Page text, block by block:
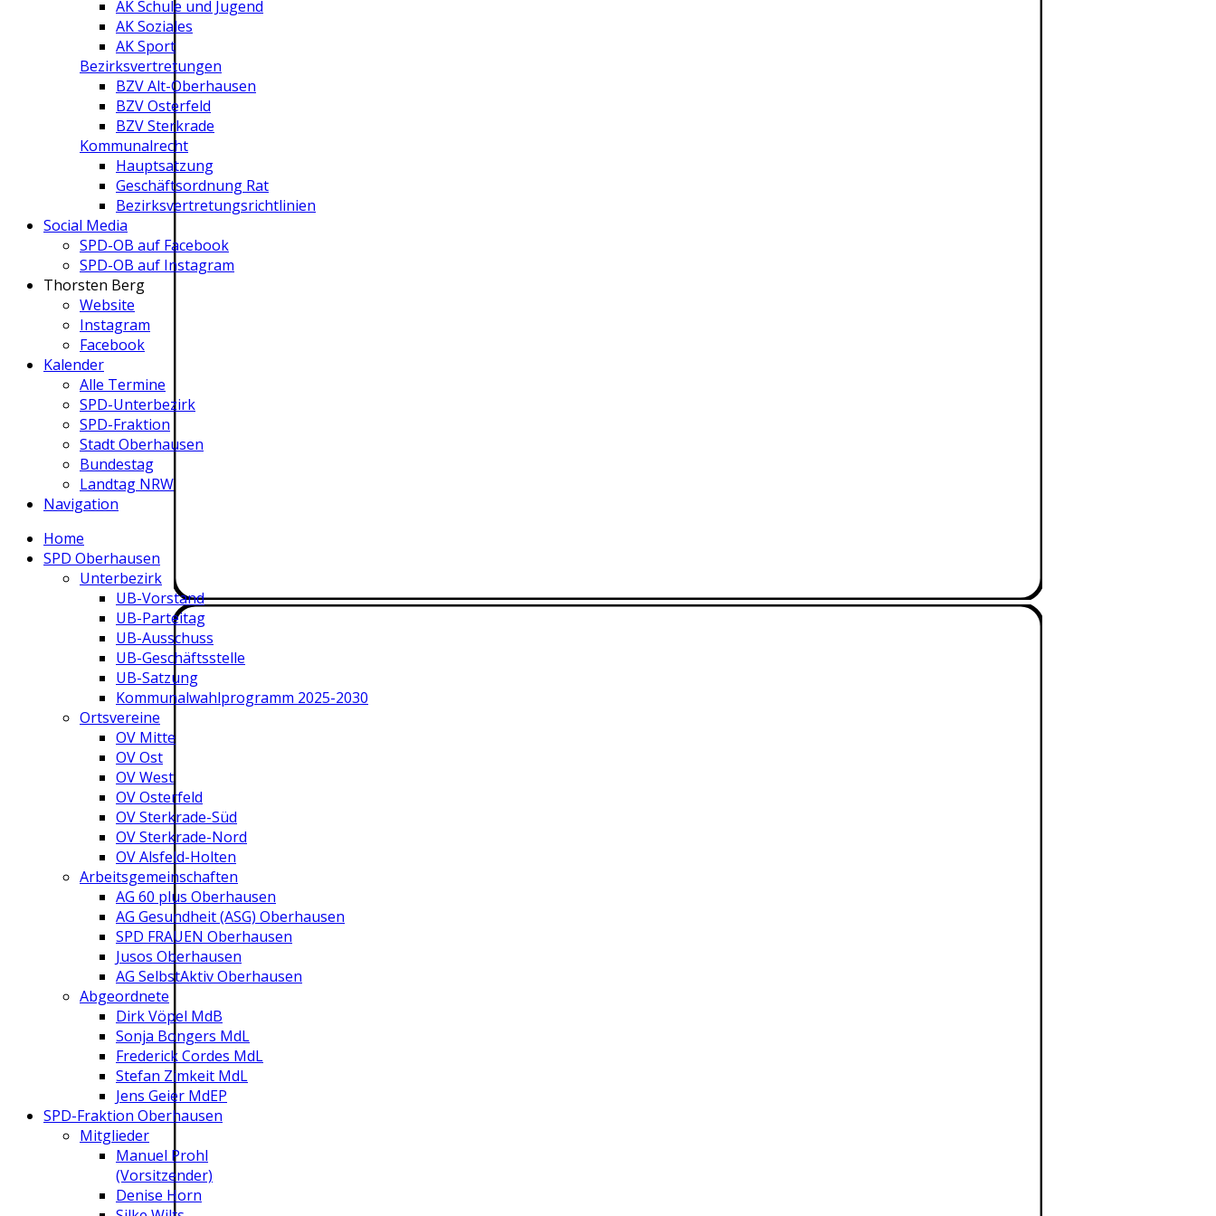
AK Schule und Jugend
AK Soziales
AK Sport
Bezirksvertretungen
BZV Alt-Oberhausen
BZV Osterfeld
BZV Sterkrade
Kommunalrecht
Hauptsatzung
Geschäftsordnung Rat
Bezirksvertretungs­richtlinien
Social Media
SPD-OB auf Facebook
SPD-OB auf Instagram
Thorsten Berg
Website
Instagram
Facebook
Kalender
Alle Termine
SPD-Unterbezirk
SPD-Fraktion
Stadt Oberhausen
Bundestag
Landtag NRW
Navigation
Home
SPD Oberhausen
Unterbezirk
UB-Vorstand
UB-Parteitag
UB-Ausschuss
UB-Geschäftsstelle
UB-Satzung
Kommunalwahlprogramm 2025-2030
Ortsvereine
OV Mitte
OV Ost
OV West
OV Osterfeld
OV Sterkrade-Süd
OV Sterkrade-Nord
OV Alsfeld-Holten
Arbeitsgemeinschaften
AG 60 plus Oberhausen
AG Gesundheit (ASG) Oberhausen
SPD FRAUEN Oberhausen
Jusos Oberhausen
AG SelbstAktiv Oberhausen
Abgeordnete
Dirk Vöpel MdB
Sonja Bongers MdL
Frederick Cordes MdL
Stefan Zimkeit MdL
Jens Geier MdEP
SPD-Fraktion Oberhausen
Mitglieder
Manuel Prohl
(Vorsitzender)
Denise Horn